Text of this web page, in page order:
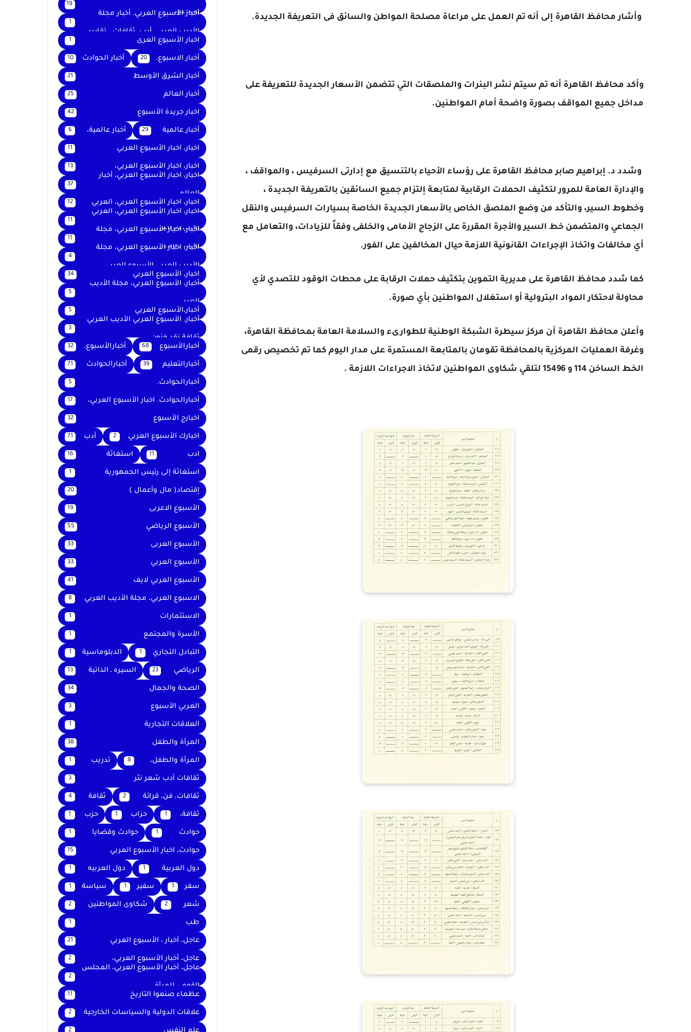
وأشار محافظ القاهرة إلى أنه تم العمل على مراعاة مصلحة المواطن والسائق فى التعريفة الجديدة.
وأكد محافظ القاهرة أنه تم سيتم نشر البنرات والملصقات التي تتضمن الأسعار الجديدة للتعريفة على
مداخل جميع المواقف بصورة واضحة أمام المواطنين.
وشدد د. إبراهيم صابر محافظ القاهرة على رؤساء الأحياء بالتنسيق مع إدارتى السرفيس ، والمواقف ،
والإدارة العامة للمرور لتكثيف الحملات الرقابية لمتابعة إلتزام جميع السائقين بالتعريفة الجديدة ،
وخطوط السير، والتأكد من وضع الملصق الخاص بالأسعار الجديدة الخاصة بسيارات السرفيس والنقل
الجماعي والمتضمن خط السير والأجرة المقررة على الزجاج الأمامى والخلفى وفقاً للزيادات، والتعامل مع
أي مخالفات واتخاذ الإجراءات القانونية اللازمة حيال المخالفين على الفور.
كما شدد محافظ القاهرة على مديرية التموين بتكثيف حملات الرقابة على محطات الوقود للتصدي لأي
محاولة لاحتكار المواد البترولية أو استغلال المواطنين بأي صورة.
وأعلن محافظ القاهرة أن مركز سيطرة الشبكة الوطنية للطوارىء والسلامة العامة بمحافظة القاهرة،
وغرفة العمليات المركزية بالمحافظة تقومان بالمتابعة المستمرة على مدار اليوم كما تم تخصيص رقمى
الخط الساخن 114 و 15496 لتلقي شكاوى المواطنين لاتخاذ الاجراءات اللازمة .
الاجتماعي
19
أخبار الأسبوع العربي. أخبار مجلة
الأديب العربي. أدب. ثقافات . تقارير .
1
اخبار الأسبوع العرى 1
أخبار الاسبوع. 20 أخبار الحوادث 10
أخبار الشرق الأوسط 21
أخبار العالم 25
اخبار جريدة الأسبوع 42
أخبار عالمية 29 أخبار عالمية، 6
اخبار، اخبار الأسبوع العربي 11
اخبار، اخبار الأسبوع العربي، 13
اخبار، اخبار الأسبوع العربي، أخبار
العالم
37
اخبار، اخبار الأسبوع العربي، العربي 12
اخبار، اخبار الأسبوع العربي، العربي
الأسبوع العربي
11
اخبار، اخبار الأسبوع العربي، مجلة
الأديب العربي
11
اخبار، اخبار الأسبوع العربي، مجلة
الأديب العربي الأسبوع العربي
4
اخبار، الأسبوع العربي 34
أخبار، الأسبوع العربي، مجلة الأديب
العربي
5
أخبار،الأسبوع العربي 5
أخبار. الأسبوع العربي الأديب العربي
ثقافة نقد فنون
3
أخبارالأسبوع 68 أخبارالأسبوع. 32
أخبارالتعليم 39 أخبارالحوادث 71
أخبارالحوادث. 5
أخبارالحوادث. اخبار الأسبوع العربي، 17
اخبارج الأسبوع 32
اخبارك الأسبوع العربي 2 أدب 71
ادب 11 استغاثة 16
استغاثة إلى رئيس الجمهورية 1
إقتصاد( مال وأعمال ) 20
الأسبوع الاعربى 19
الأسبوع الرياضي 55
الأسبوع العربى 33
الأسبوع العربي 33
الأسبوع العربي لايف 41
الاسبوع العربي، مجلة الأديب العربي 8
الاستثمارات 1
الأسرة والمجتمع 1
التبادل التجاري 1 الدبلوماسية 1
الرياضي 23 السيره ـ الذاتية 13
الصحة والجمال 34
العربي الأسبوع 3
العلاقات التجارية 1
المرأة والطفل 38
المرأة والطفل، 8 تدريب 1
ثقافات أدب شعر نثر 3
ثقافات، فن، قرائة 2 ثقافة 4
ثقافة، 1 حزاب 1 حزب 1
حوادث 1 حوادث وقضايا 1
حوادث، اخبار الأسبوع العربي 15
دول العربية 1 دول العربيه 1
سفر 1 سفير 1 سياسة 1
شعر 2 شكاوى المواطنين 2
طب 1
عاجل، أخبار ، الأسبوع العربي 21
عاجل، أخبار الأسبوع العربي، 2
عاجل، أخبار الأسبوع العربي، المجلس
القومي للمرأة
2
عظماء صنعوا التاريخ 11
علاقات الدولية والسياسات الخارجية 2
2